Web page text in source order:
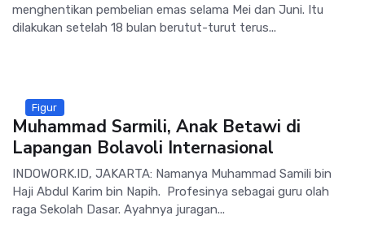
menghentikan pembelian emas selama Mei dan Juni. Itu
dilakukan setelah 18 bulan berutut-turut terus...
Figur
Muhammad Sarmili, Anak Betawi di
Lapangan Bolavoli Internasional
INDOWORK.ID, JAKARTA: Namanya Muhammad Samili bin
Haji Abdul Karim bin Napih. Profesinya sebagai guru olah
raga Sekolah Dasar. Ayahnya juragan...